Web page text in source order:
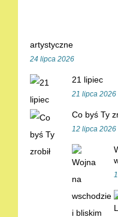
artystyczne
24 lipca 2026
21 lipiec
21 lipca 2026
Co byś Ty
12 lipca 2026